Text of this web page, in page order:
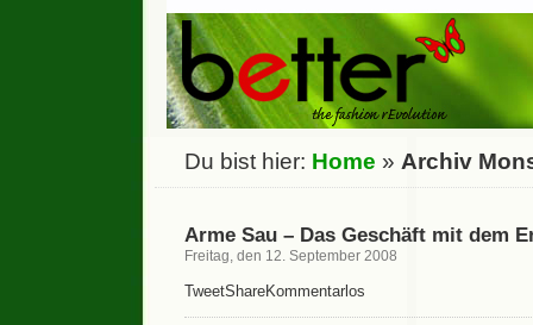
Du bist hier: Home » Archiv
Arme Sau – Das Geschäft mit dem
Freitag, den 12. September 2008
TweetShareKommentarlos